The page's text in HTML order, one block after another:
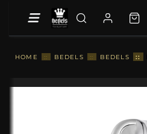
HOME :: BEDELS :: BEDELS ::